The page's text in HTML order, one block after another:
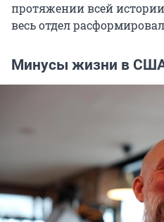
протяжении всей
весь отдел
Минусы жизни в